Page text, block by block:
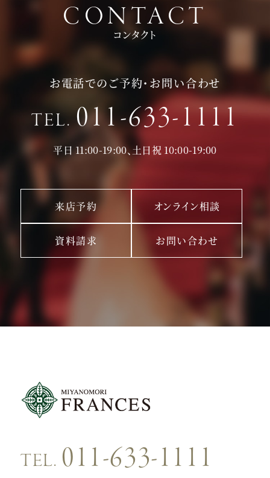
CONTACT
コンタクト
お電話でのご予約・お問い合わせ
TEL. 011-633-1111
平日 11:00-19:00、土日祝 10:00-19:00
来店予約 オンライン相談
資料請求 お問い合わせ
TEL. 011-633-1111